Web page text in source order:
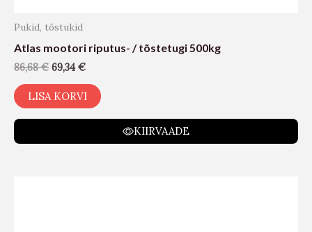
Pukid, tõstukid
Atlas mootori riputus- / tõstetugi 500kg
86,68€ 69,34€
LISA KORVI
KIIRVAADE